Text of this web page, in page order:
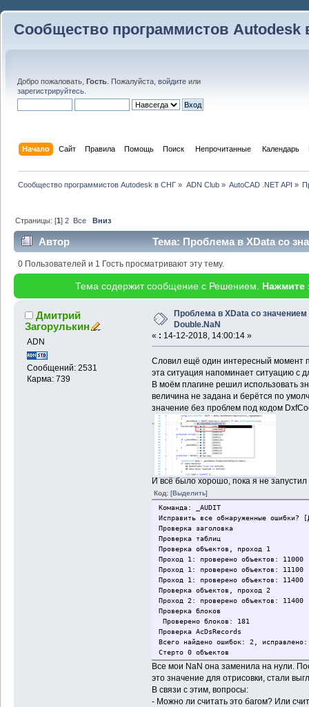
Сообщество программистов Autodesk
Добро пожаловать, Гость . Пожалуйста, войдите или
зарегистрируйтесь
Начало Сайт Правила Помощь Поиск Непрочитанные Календарь
Сообщество программистов Autodesk в СНГ » ADN Club» AutoCAD .NET API »
Страницы: [1]2 Все Вниз
Автор
Тема: Проблема в XData со
раз)
0 Пользователей и 1 Гость просматривают эту тему.
Тема содержит сообщение с Решением. Нажмите
Дмитрий
Загорулькин
ADN
Сообщений: 2531
Карма: 739
Проблема в XData со значением
Double.NaN
« : 14-12-2018, 14:00:14 »
Словил ещё один интересный момент
эта ситуация напоминает ситуацию с
В моём плагине решил использовать
величина не задана и берётся по
значение без проблем под кодом
И всё было хорошо, пока я не запустил
Код: [Выделить]
Команда: _AUDIT
Исправить все обнаруженные
Проверка заголовка
Проверка таблиц
Проверка объектов, проход 1
Проход 1: проверено
Проход 1: проверено
Проход 1: проверено объектов: 11400
Проверка объектов, проход 2
Проход 2: проверено объектов: 11400
Проверка блоков
Проверено блоков: 181
Проверка AcDsRecords
Всего найдено ошибок: 2,
Стерто 0 объектов
Все мои NaN она заменила на нули.
это значение для отрисовки, стали
В связи с этим, вопросы:
- Можно ли считать это багом? Или